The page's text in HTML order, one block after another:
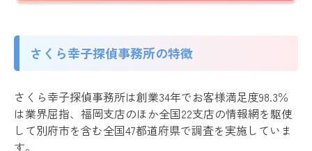
さくら幸子探偵事務所の特徴
さくら幸子探偵事務所は創業34年でお客様満足度98.3％
は業界屈指、福岡支店のほか全国22支店の情報網を駆使
して別府市を含む全国47都道府県で調査を実施していま
す。